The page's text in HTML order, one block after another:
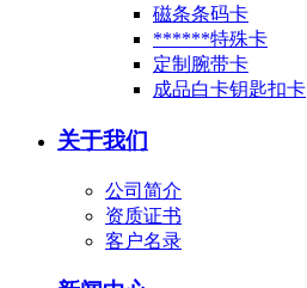
磁条条码卡
******特殊卡
定制腕带卡
成品白卡钥匙扣卡
关于我们
公司简介
资质证书
客户名录